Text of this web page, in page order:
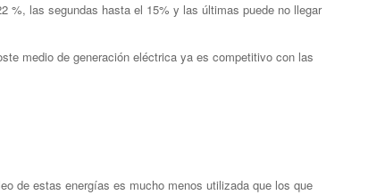
%, las segundas hasta el 15% y las últimas puede no llegar
medio de generación eléctrica ya es competitivo con las
de estas energías es mucho menos utilizada que los que